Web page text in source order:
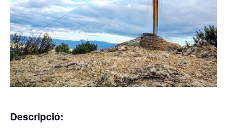
Descripció: